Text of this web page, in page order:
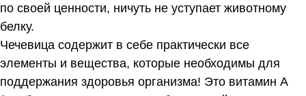
по своей ценности, ничуть не уступает животному
белку.
Чечевица содержит в себе практически все
элементы и вещества, которые необходимы для
поддержания здоровья организма! Это витамин А